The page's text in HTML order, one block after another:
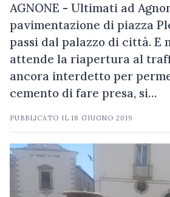
AGNONE - Ultimati ad
pavimentazione di piazza
passi dal palazzo di città. E
attende la riapertura al
ancora interdetto per
cemento di fare presa, si…
PUBBLICATO IL18 GIUGNO 2019